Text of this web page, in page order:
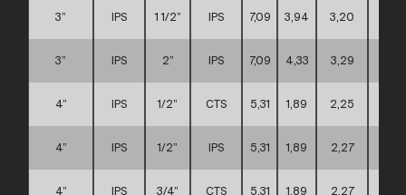
3” IPS 1 1/2” IPS 7,09 3,94 3,20
3” IPS 2” IPS 7,09 4,33 3,29
4” IPS 1/2” CTS 5,31 1,89 2,25
4” IPS 1/2” IPS 5,31 1,89 2,27
4” IPS 3/4” CTS 5,31 1,89 2,27